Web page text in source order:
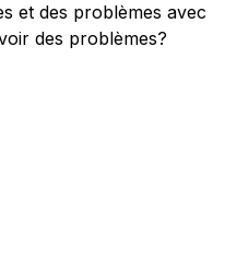
et des problèmes avec
des problèmes?